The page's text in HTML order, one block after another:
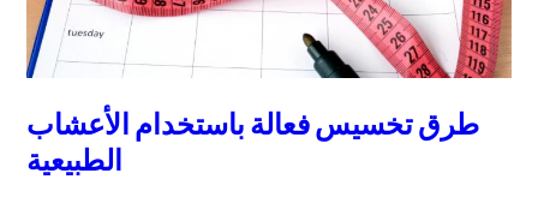
طرق تخسيس فعالة باستخدام الأعشاب
الطبيعية